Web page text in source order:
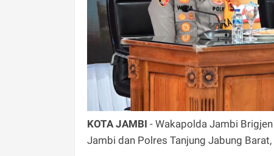
KOTA JAMBI - Wakapolda Jambi
Jambi dan Polres Tanjung Jabung